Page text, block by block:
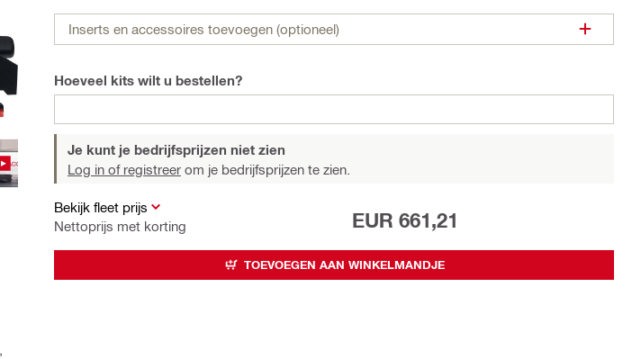
Inserts en accessoires toevoegen (optioneel)
Hoeveel kits wilt u bestellen?
Je kunt je bedrijfsprijzen niet zien
Log in of registreer om je bedrijfsprijzen te zien.
Bekijk fleet prijs
Nettoprijs met korting
EUR 661,21
TOEVOEGEN AAN WINKELMANDJE